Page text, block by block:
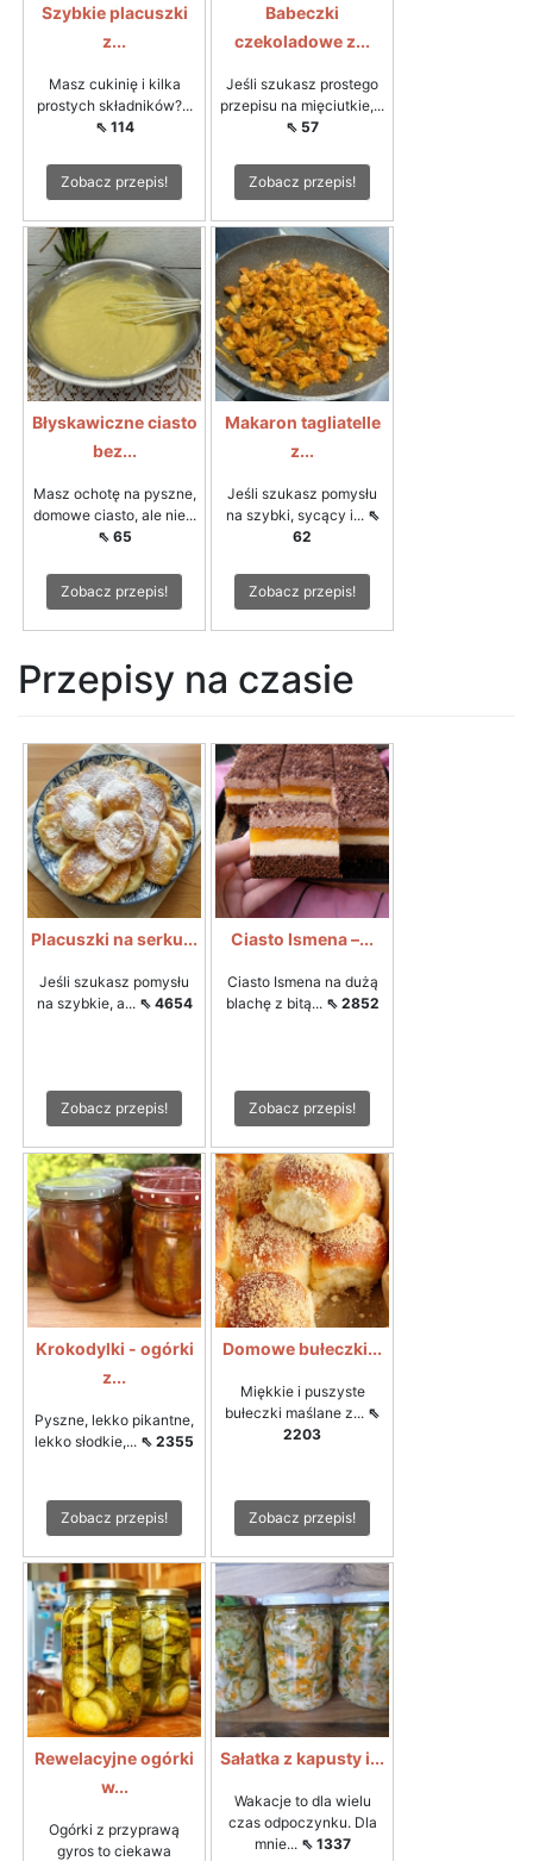
Szybkie placuszki
z...
Masz cukinię i kilka
prostych składników?...
⇖ 114
Zobacz przepis!
Babeczki
czekoladowe z...
Jeśli szukasz prostego
przepisu na mięciutkie,...
⇖ 57
Zobacz przepis!
Błyskawiczne ciasto
bez...
Masz ochotę na pyszne,
domowe ciasto, ale nie...
⇖ 65
Zobacz przepis!
Makaron tagliatelle
z...
Jeśli szukasz pomysłu
na szybki, sycący i... ⇖
62
Zobacz przepis!
Przepisy na czasie
Placuszki na serku...
Jeśli szukasz pomysłu
na szybkie, a... ⇖ 4654
Zobacz przepis!
Ciasto Ismena –...
Ciasto Ismena na dużą
blachę z bitą... ⇖ 2852
Zobacz przepis!
Krokodylki - ogórki
z...
Pyszne, lekko pikantne,
lekko słodkie,... ⇖ 2355
Zobacz przepis!
Domowe bułeczki...
Miękkie i puszyste
bułeczki maślane z... ⇖
2203
Zobacz przepis!
Rewelacyjne ogórki
w...
Ogórki z przyprawą
gyros to ciekawa
Sałatka z kapusty i...
Wakacje to dla wielu
czas odpoczynku. Dla
mnie... ⇖ 1337